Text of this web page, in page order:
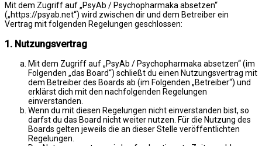
Mit dem Zugriff auf „PsyAb / Psychopharmaka absetzen“
(„https://psyab.net“) wird zwischen dir und dem Betreiber ein
Vertrag mit folgenden Regelungen geschlossen:
1. Nutzungsvertrag
Mit dem Zugriff auf „PsyAb / Psychopharmaka absetzen“ (im
Folgenden „das Board“) schließt du einen Nutzungsvertrag mit
dem Betreiber des Boards ab (im Folgenden „Betreiber“) und
erklärst dich mit den nachfolgenden Regelungen
einverstanden.
Wenn du mit diesen Regelungen nicht einverstanden bist, so
darfst du das Board nicht weiter nutzen. Für die Nutzung des
Boards gelten jeweils die an dieser Stelle veröffentlichten
Regelungen.